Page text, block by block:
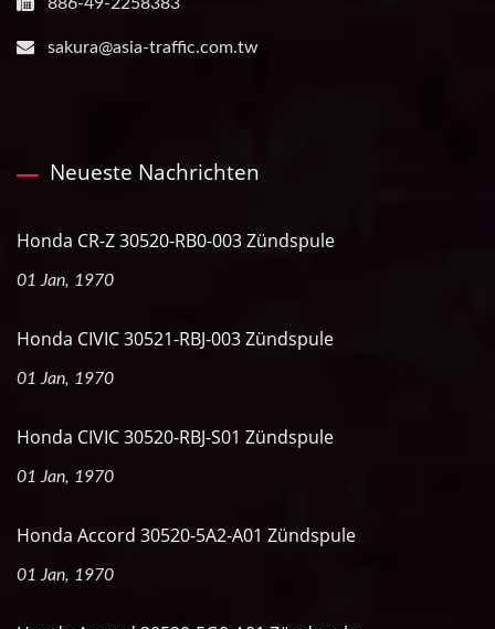
886-49-2258383
sakura@asia-traffic.com.tw
Neueste Nachrichten
Honda CR-Z 30520-RB0-003 Zündspule
01 Jan, 1970
Honda CIVIC 30521-RBJ-003 Zündspule
01 Jan, 1970
Honda CIVIC 30520-RBJ-S01 Zündspule
01 Jan, 1970
Honda Accord 30520-5A2-A01 Zündspule
01 Jan, 1970